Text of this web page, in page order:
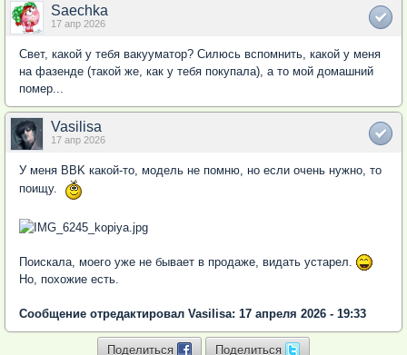
Saechka
17 апр 2026
Свет, какой у тебя вакууматор? Силюсь вспомнить, какой у меня
на фазенде (такой же, как у тебя покупала), а то мой домашний
помер...
Vasilisa
17 апр 2026
У меня BBK какой-то, модель не помню, но если очень нужно, то
поищу.
Поискала, моего уже не бывает в продаже, видать устарел.
Но, похожие есть.
Сообщение отредактировал Vasilisa: 17 апреля 2026 - 19:33
Поделиться Поделиться